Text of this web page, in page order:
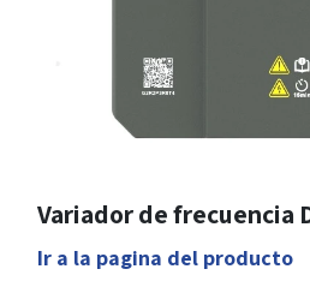
Variador de frecuencia
Ir a la pagina del producto